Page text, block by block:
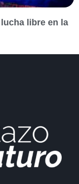
libre en la